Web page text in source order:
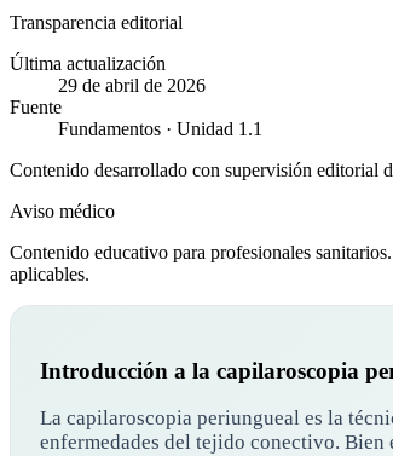
Transparencia editorial
Última actualización
29 de abril de 2026
Fuente
Fundamentos · Unidad 1.1
Contenido desarrollado con supervisión editorial
Aviso médico
Contenido educativo para profesionales
aplicables.
Introducción a la capilaroscopia
La capilaroscopia periungueal es la
enfermedades del tejido conectivo.